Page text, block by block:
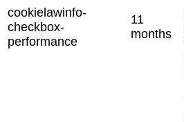
cookielawinfo-
checkbox-
performance
11
months